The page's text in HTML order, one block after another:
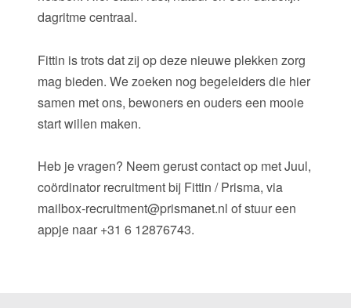
dagritme centraal.
Fittin is trots dat zij op deze nieuwe plekken zorg
mag bieden. We zoeken nog begeleiders die hier
samen met ons, bewoners en ouders een mooie
start willen maken.
Heb je vragen? Neem gerust contact op met Juul,
coördinator recruitment bij Fittin / Prisma, via
mailbox-recruitment@prismanet.nl of stuur een
appje naar +31 6 12876743.